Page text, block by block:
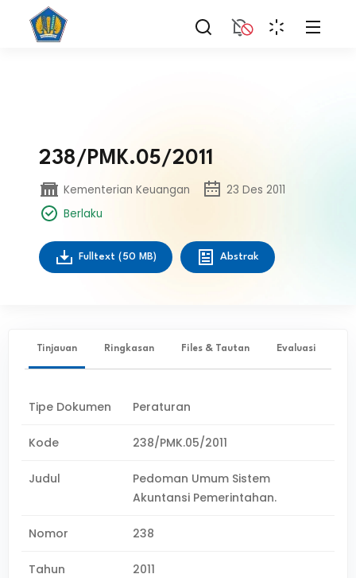
238/PMK.05/2011
Kementerian Keuangan
23 Des 2011
Berlaku
Fulltext (50 MB) Abstrak
Tinjauan Ringkasan Files & Tautan Evaluasi
Tipe Dokumen Peraturan
Kode 238/PMK.05/2011
Judul
Pedoman Umum Sistem
Akuntansi Pemerintahan.
Nomor 238
Tahun 2011